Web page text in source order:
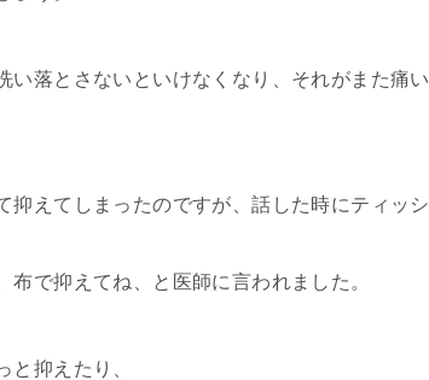
落とさないといけなくなり、それがまた痛い
えてしまったのですが、話した時にティッシ
で抑えてね、と医師に言われました。
抑えたり、